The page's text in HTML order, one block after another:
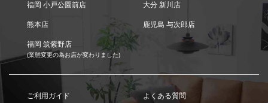
福岡 小戸公園前店 大分 新川店
熊本店 鹿児島 与次郎店
福岡 筑紫野店
(業態変更の為お店が変わりました)
ご利用ガイド よくある質問